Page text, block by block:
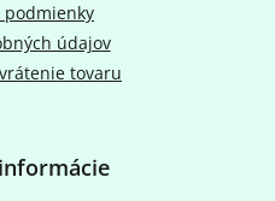
údajov
tovaru